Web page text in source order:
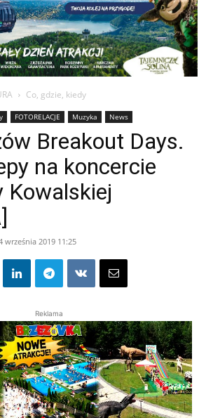
Co, gdzie, kiedy
FOTORELACJE Muzyka News
Breakout Days.
na koncercie
Kowalskiej
września 2019 11:25
Reklama